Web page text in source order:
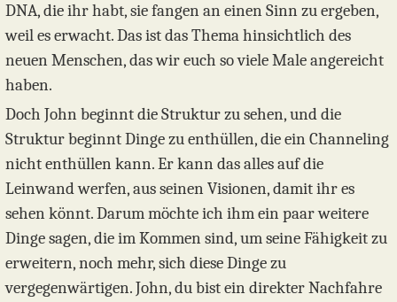
DNA, die ihr habt, sie fangen an einen Sinn zu ergeben,
weil es erwacht. Das ist das Thema hinsichtlich des
neuen Menschen, das wir euch so viele Male angereicht
haben.
Doch John beginnt die Struktur zu sehen, und die
Struktur beginnt Dinge zu enthüllen, die ein Channeling
nicht enthüllen kann. Er kann das alles auf die
Leinwand werfen, aus seinen Visionen, damit ihr es
sehen könnt. Darum möchte ich ihm ein paar weitere
Dinge sagen, die im Kommen sind, um seine Fähigkeit zu
erweitern, noch mehr, sich diese Dinge zu
vergegenwärtigen. John, du bist ein direkter Nachfahre